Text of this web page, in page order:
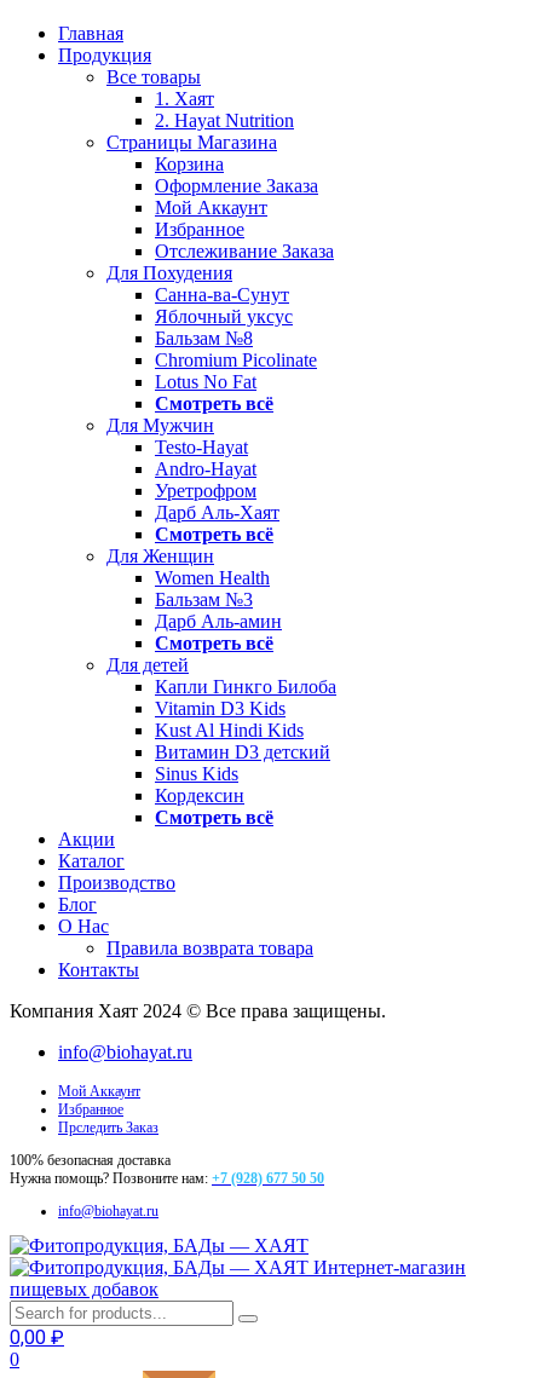
Главная
Продукция
Все товары
1. Хаят
2. Hayat Nutrition
Страницы Магазина
Корзина
Оформление Заказа
Мой Аккаунт
Избранное
Отслеживание Заказа
Для Похудения
Санна-ва-Сунут
Яблочный уксус
Бальзам №8
Chromium Picolinate
Lotus No Fat
Смотреть всё
Для Мужчин
Testo-Hayat
Andro-Hayat
Уретрофром
Дарб Аль-Хаят
Смотреть всё
Для Женщин
Women Health
Бальзам №3
Дарб Аль-амин
Смотреть всё
Для детей
Капли Гинкго Билоба
Vitamin D3 Kids
Kust Al Hindi Kids
Витамин D3 детский
Sinus Kids
Кордексин
Смотреть всё
Акции
Каталог
Производство
Блог
О Нас
Правила возврата товара
Контакты
Компания Хаят 2024 © Все права защищены.
info@biohayat.ru
Мой Аккаунт
Избранное
Прследить Заказ
100% безопасная доставка
Нужна помощь? Позвоните нам: +7 (928) 677 50 50
info@biohayat.ru
Интернет-магазин
пищевых добавок
0,00 ₽
0